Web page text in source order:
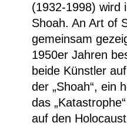
(1932-1998) wird
Shoah. An Art of
gemeinsam
1950er Jahren
beide Künstler
der „Shoah“, ein
das
auf den